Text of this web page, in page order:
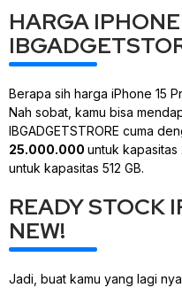
HARGA IPHONE
Berapa sih harga iPhone 15
Nah sobat, kamu bisa
IBGADGETSTRORE cuma
25.000.000 untuk kapasitas
untuk kapasitas 512 GB.
READY STOCK
NEW!
Jadi, buat kamu yang lagi